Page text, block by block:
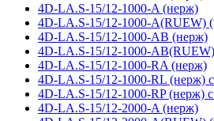
4D-LA.S-15/12-1000-A (нерж)
4D-LA.S-15/12-1000-A(RUEW)
4D-LA.S-15/12-1000-AB (нерж)
4D-LA.S-15/12-1000-
4D-LA.S-15/12-1000-RA (нерж)
4D-LA.S-15/12-1000-RL (нерж)
4D-LA.S-15/12-1000-RP (нерж)
4D-LA.S-15/12-2000-A (нерж)